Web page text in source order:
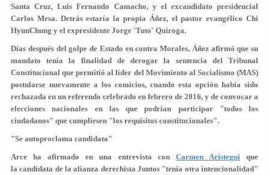
Santa Cruz,Luis Fernando Camacho, y el excandidato presidencial
Carlos Mesa. Detrás estaría la propia Áñez, el pastor evangélicoChi
HyunChung y el expresidente Jorge 'Tuto' Quiroga.
Días después del golpe de Estado en contra Morales, Áñez afirmó que su
mandato tenía la finalidad de derogar la sentencia del Tribunal
Constitucional que permitió al líder del Movimiento al Socialismo (MAS)
postularse nuevamente a los comicios, cuando esta opción había sido
rechazada en un referendo celebrado en febrero de 2016, y de convocar a
elecciones nacionales en las que podrían participar "todos los
ciudadanos" que cumpliesen "los requisitos constitucionales".
"Se autoproclama candidata"
Arce ha afirmado en una entrevista con Carmen Aristeguique
la candidata de la alianza derechista Juntos "tenía otra intencionalidad"